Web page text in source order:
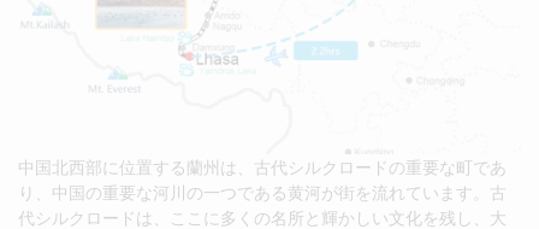
中国北西部に位置する蘭州は、古代シルクロードの重要な町であ
り、中国の重要な河川の一つである黄河が街を流れています。古
代シルクロードは、ここに多くの名所と輝かしい文化を残し、大